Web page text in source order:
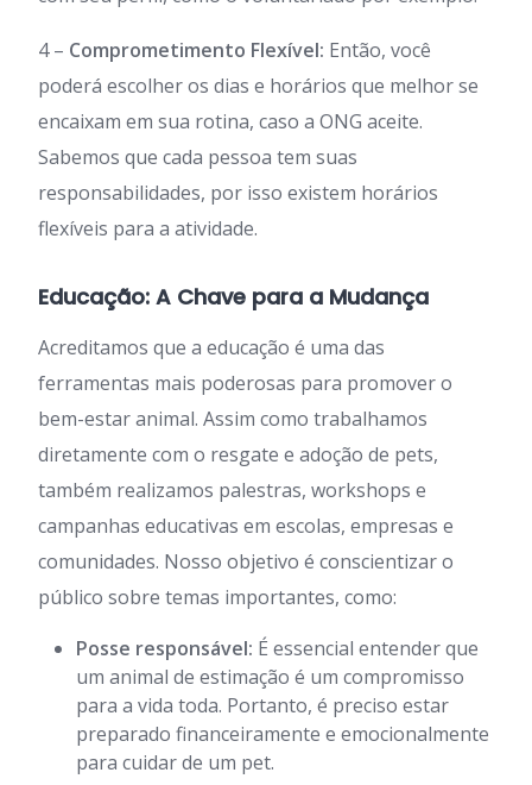
4 – Comprometimento Flexível: Então, você
poderá escolher os dias e horários que melhor se
encaixam em sua rotina, caso a ONG aceite.
Sabemos que cada pessoa tem suas
responsabilidades, por isso existem horários
flexíveis para a atividade.
Educação: A Chave para a Mudança
Acreditamos que a educação é uma das
ferramentas mais poderosas para promover o
bem-estar animal. Assim como trabalhamos
diretamente com o resgate e adoção de pets,
também realizamos palestras, workshops e
campanhas educativas em escolas, empresas e
comunidades. Nosso objetivo é conscientizar o
público sobre temas importantes, como:
Posse responsável: É essencial entender que
um animal de estimação é um compromisso
para a vida toda. Portanto, é preciso estar
preparado financeiramente e emocionalmente
para cuidar de um pet.